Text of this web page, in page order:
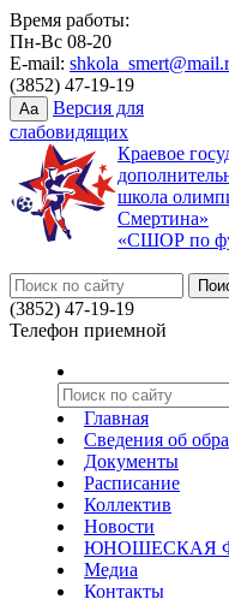
Время работы:
Пн-Вс 08-20
E-mail:
(3852) 47-19-19
Aa
Версия для
слабовидящих
Краевое
школа
Смертина»
«СШОР по
(3852) 47-19-19
Телефон приемной
Главная
Сведения об
Документы
Расписание
Коллектив
Новости
ЮНОШЕСКАЯ
Медиа
Контакты